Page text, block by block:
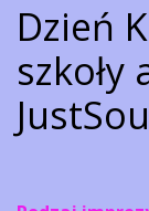
Dzień
szkoły